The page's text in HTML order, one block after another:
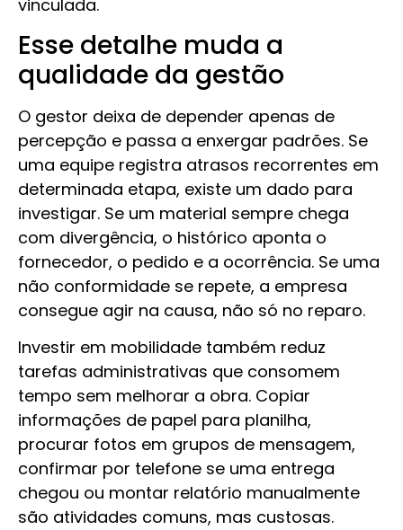
vinculada.
Esse detalhe muda a
qualidade da gestão
O gestor deixa de depender apenas de
percepção e passa a enxergar padrões. Se
uma equipe registra atrasos recorrentes em
determinada etapa, existe um dado para
investigar. Se um material sempre chega
com divergência, o histórico aponta o
fornecedor, o pedido e a ocorrência. Se uma
não conformidade se repete, a empresa
consegue agir na causa, não só no reparo.
Investir em mobilidade também reduz
tarefas administrativas que consomem
tempo sem melhorar a obra. Copiar
informações de papel para planilha,
procurar fotos em grupos de mensagem,
confirmar por telefone se uma entrega
chegou ou montar relatório manualmente
são atividades comuns, mas custosas.